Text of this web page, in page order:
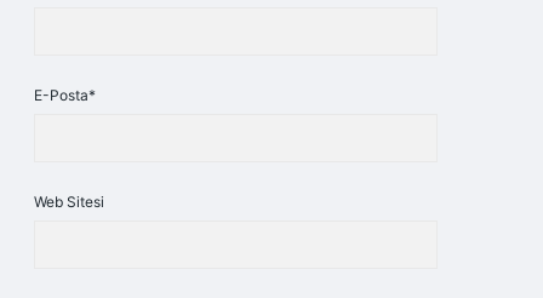
E-Posta*
Web Sitesi